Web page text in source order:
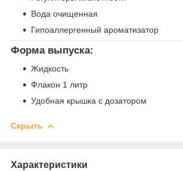
Вода очищенная
Гипоаллергенный ароматизатор
Форма выпуска:
Жидкость
Флакон 1 литр
Удобная крышка с дозатором
Скрыть
Характеристики